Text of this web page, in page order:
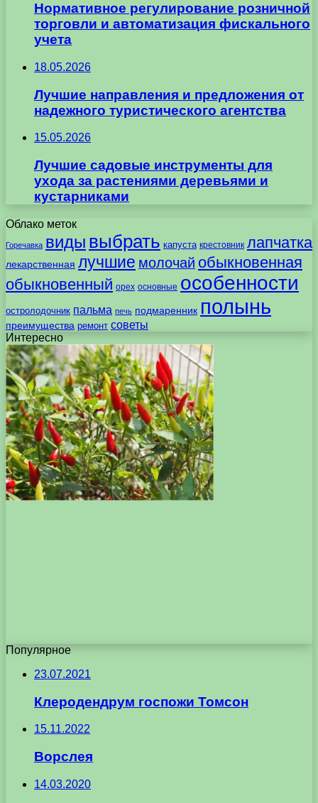
Нормативное регулирование розничной
торговли и автоматизация фискального
учета
18.05.2026
Лучшие направления и предложения от
надежного туристического агентства
15.05.2026
Лучшие садовые инструменты для
ухода за растениями деревьями и
кустарниками
Облако меток
Горечавка виды выбрать капуста крестовник лапчатка
лекарственная лучшие молочай обыкновенная
обыкновенный орех основные особенности
остролодочник пальма печь подмаренник полынь
преимущества ремонт советы
Интересно
Популярное
23.07.2021
Клеродендрум госпожи Томсон
15.11.2022
Ворслея
14.03.2020